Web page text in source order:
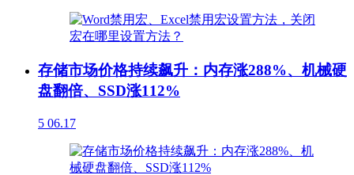
存储市场价格持续飙升：内存涨288%、机械硬
盘翻倍、SSD涨112%
5 06.17